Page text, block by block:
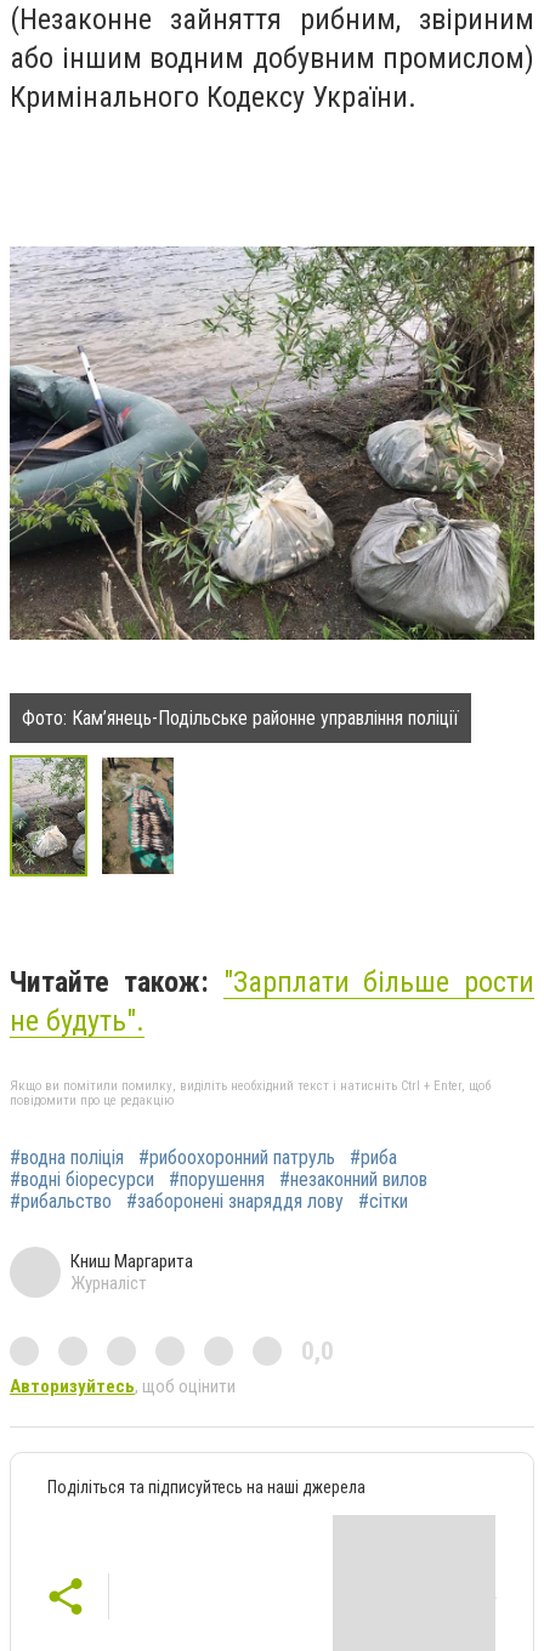
(Незаконне зайняття рибним, звіриним
або іншим водним добувним промислом)
Кримінального Кодексу України.
Фото: Кам’янець-Подільське районне управління поліції
Читайте також: "Зарплати більше рости
не будуть".
Якщо ви помітили помилку, виділіть необхідний текст і натисніть Ctrl + Enter, щоб
повідомити про це редакцію
#водна поліція #рибоохоронний патруль
#риба
#водні біоресурси
#порушення
#незаконний вилов
#рибальство
#заборонені знаряддя лову #сітки
Книш Маргарита
Журналіст
0,0
Авторизуйтесь, щоб оцінити
Поділіться та підписуйтесь на наші джерела